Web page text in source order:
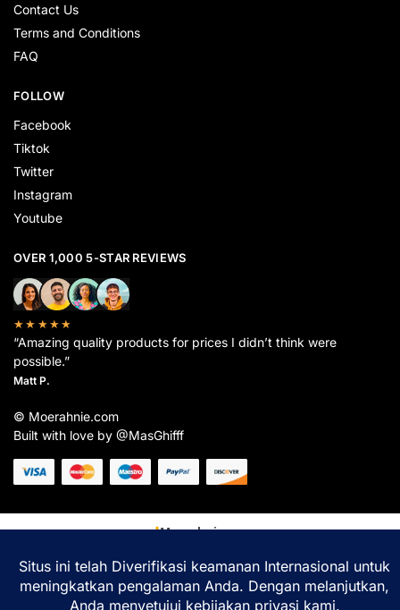
Contact Us
Terms and Conditions
FAQ
FOLLOW
Facebook
Tiktok
Twitter
Instagram
Youtube
OVER 1,000 5-STAR REVIEWS
★★★★★
“Amazing quality products for prices I didn’t think were
possible.”
Matt P.
© Moerahnie.com
Built with love by @MasGhifff
Moerahnie.com
pengalaman belanja terbaik Anda.